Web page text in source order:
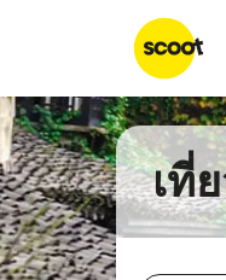
เที่